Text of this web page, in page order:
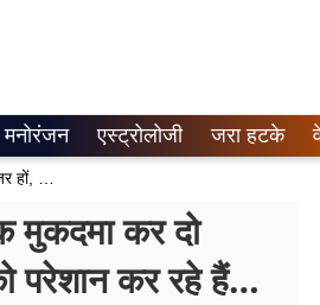
मनोरंजन एस्ट्रोलोजी जरा हटके
मुकदमा कर दो
परेशान कर रहे हैं…